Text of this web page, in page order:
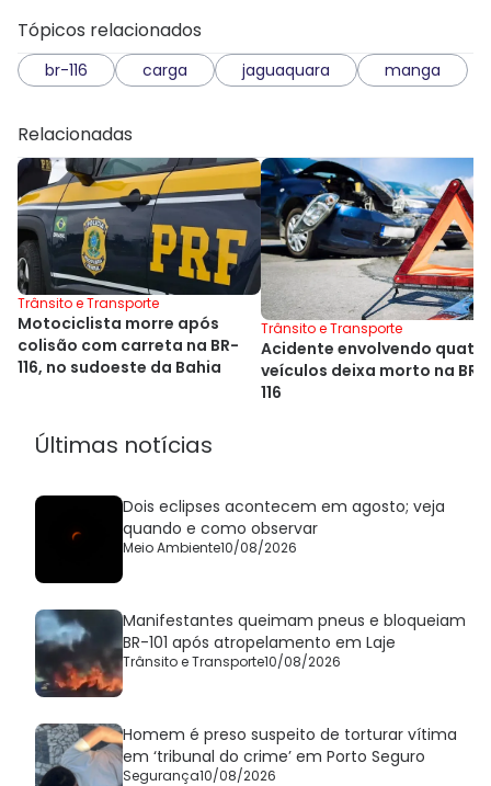
Tópicos relacionados
br-116 carga jaguaquara manga
Relacionadas
Trânsito e Transporte
Motociclista morre após
colisão com carreta na BR-
116, no sudoeste da Bahia
Trânsito e Transporte
Acidente envolvendo quatro
veículos deixa morto na BR-
116
Últimas notícias
Dois eclipses acontecem em agosto; veja
quando e como observar
Meio Ambiente10/08/2026
Manifestantes queimam pneus e bloqueiam
BR-101 após atropelamento em Laje
Trânsito e Transporte10/08/2026
Homem é preso suspeito de torturar vítima
em ‘tribunal do crime’ em Porto Seguro
Segurança10/08/2026